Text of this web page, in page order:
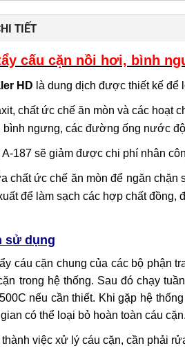
TIẾT
cấu cặn nồi hơi, bình
HD là dung dịch được thiết kế để
chất ức chế ăn mòn và các hoạt
bình ngưng, các đường ống nước
187 sẽ giảm được chi phí nhân
chất ức chế ăn mòn để ngăn
để làm sạch các hợp chất đồng,
sử dụng
cáu cặn chung của các bộ phận
trong hệ thống. Sau đó chạy
nếu cần thiết. Khi gặp hệ
có thể loại bỏ hoàn toàn cáu cặn.
việc xử lý cáu cặn, cần phải